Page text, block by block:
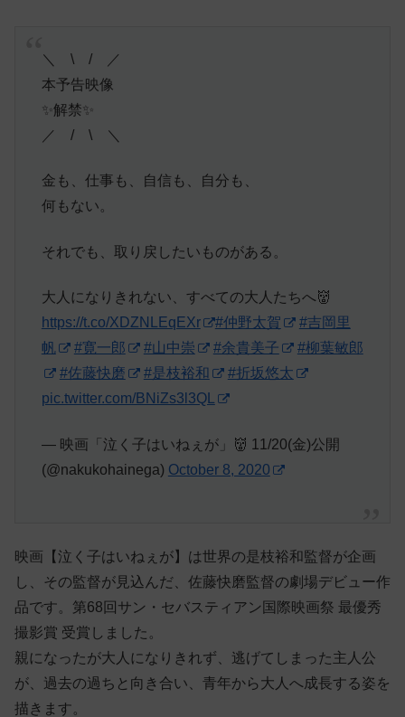
＼ \ / ／
本予告映像
✨解禁✨
／ / \ ＼
金も、仕事も、自信も、自分も、
何もない。
それでも、取り戻したいものがある。
大人になりきれない、すべての大人たちへ👹
https://t.co/XDZNLEqEXr
#仲野太賀
#吉岡里
帆
#寛一郎 #山中崇 #余貴美子
#柳葉敏郎
#佐藤快磨
#是枝裕和
#折坂悠太
pic.twitter.com/BNiZs3l3QL
— 映画「泣く子はいねぇが」👹 11/20(金)公開
(@nakukohainega) October 8, 2020
映画【泣く子はいねぇが】は世界の是枝裕和監督が企画
し、その監督が見込んだ、佐藤快磨監督の劇場デビュー作
品です。第68回サン・セバスティアン国際映画祭 最優秀
撮影賞 受賞しました。
親になったが大人になりきれず、逃げてしまった主人公
が、過去の過ちと向き合い、青年から大人へ成長する姿を
描きます。